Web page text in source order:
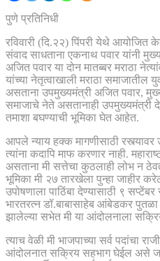
पुणे प्रतिनिधी
रविवारी (दि.२२) पिंपरी येथे आयोजित
संवाद साधताना एकनाथ पवार यांनी
अजित पवार या दोन मातब्बर मराठा
यांच्या नेतृत्वाखाली मराठा
असताना उपमुख्यमंत्री अजित पवार,
समाजाचे नेते असतानाही उपमुख्यमंत्री
तमाशा बघण्याची भूमिका घेत आहेत.
आपले न्याय हक्क मागणीसाठी रस्त्यावर
त्यांना कदापि माफ करणार नाही.
असताना मी सत्तेचा कुठलाही लोभ न
भूमिका मी २७ तारखेला पुन्हा जाहीर
उपोषणाला पाठिंबा देण्यासाठी ९
भारतरत्न डॉ.बाबासाहेब आंबेडकर
झालेल्या सभेत मी या आंदोलनाला
त्याच वेळी मी भाजपाच्या सर्व पदांचा
आंदोलनात सक्रिय सहभाग घेईल असे